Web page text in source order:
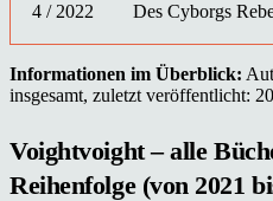
4 / 2022
Des Cyborgs
Informationen im Überblick:
insgesamt, zuletzt veröffentlicht:
Voightvoight – alle
Reihenfolge (von 2021